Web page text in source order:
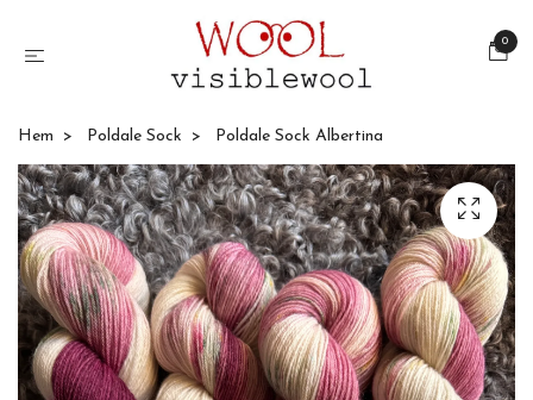
0
Hem Poldale Sock Poldale Sock Albertina